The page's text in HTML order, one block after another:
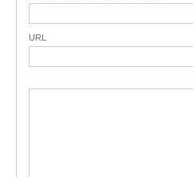
URL